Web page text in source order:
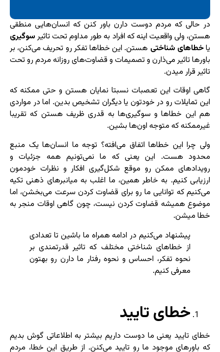
در حالی که مردم دوست دارن باور کنن که انسان‌هایی منطقی
هستن، ولی واقعیت اینه که افراد به طور مداوم تحت تاثیر سوگیری
یاخطاهای شناختی هستن. این خطاها تفکر رو تحریف می‌کنن، بر
باورها تاثیر می‌ذارن و تصمیمات و قضاوت‌های روزانه مردم رو تحت
تاثیر قرار میدن.
گاهی اوقات این تعصبات نسبتا نمایان هستن و حتی ممکنه که
این تمایلات رو در خودتون یا دیگران تشخیص بدین. اما در مواردی
هم این خطاها و سوگیری‌ها به قدری ظریف هستن که تقریبا
غیرممکنه که متوجه اون‌ها بشین.
ولی چرا این خطاها اتفاق می‌افته؟ توجه ما انسان‌ها یک منبع
محدود هست. این یعنی که ما نمی‌تونیم همه جزئیات و
رویدادهای ممکن رو موقع شکل‌گیری افکار و نظرات خودمون
ارزیابی کنیم. به خاطر همین، ما اغلب به میانبرهای ذهنی تکیه
می‌کنیم که توانایی ما رو برای قضاوت کردن سرعت می‌بخشن، اما
موضوع همیشه قضاوت کردن نیست، چون گاهی اوقات منجر به
خطا میشن.
پیشنهاد می‌کنیم در ادامه همراه ما باشین تا تعدادی
از خطاهای شناختی مختلف که تاثیر قدرتمندی بر
نحوه تفکر، احساس و نحوه رفتار ما دارن رو بهتون
معرفی کنیم.
خطای تایید
خطای تایید یعنی ما دوست داریم بیشتر به اطلاعاتی گوش بدیم
که باورهای موجود ما رو تایید می‌کنن. از طریق این خطا، مردم